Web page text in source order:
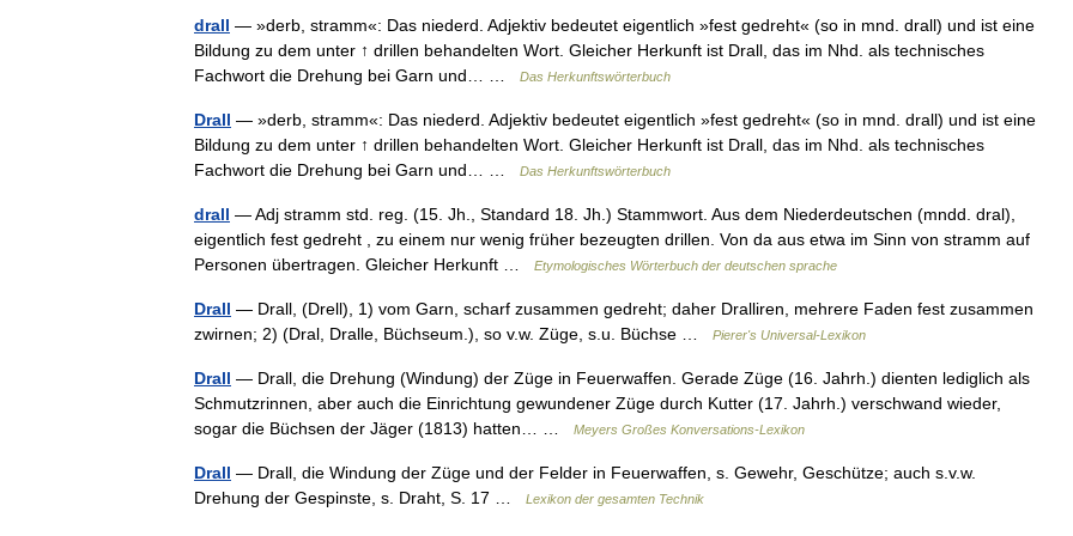
drall — »derb, stramm«: Das niederd. Adjektiv bedeutet eigentlich »fest gedreht« (so in mnd. drall) und ist eine
Bildung zu dem unter ↑ drillen behandelten Wort. Gleicher Herkunft ist Drall, das im Nhd. als technisches
Fachwort die Drehung bei Garn und… …
Das Herkunftswörterbuch
Drall — »derb, stramm«: Das niederd. Adjektiv bedeutet eigentlich »fest gedreht« (so in mnd. drall) und ist eine
Bildung zu dem unter ↑ drillen behandelten Wort. Gleicher Herkunft ist Drall, das im Nhd. als technisches
Fachwort die Drehung bei Garn und… …
Das Herkunftswörterbuch
drall — Adj stramm std. reg. (15. Jh., Standard 18. Jh.) Stammwort. Aus dem Niederdeutschen (mndd. dral),
eigentlich fest gedreht , zu einem nur wenig früher bezeugten drillen. Von da aus etwa im Sinn von stramm auf
Personen übertragen. Gleicher Herkunft …
Etymologisches Wörterbuch der deutschen sprache
Drall — Drall, (Drell), 1) vom Garn, scharf zusammen gedreht; daher Dralliren, mehrere Faden fest zusammen
zwirnen; 2) (Dral, Dralle, Büchseum.), so v.w. Züge, s.u. Büchse …
Pierer's Universal-Lexikon
Drall — Drall, die Drehung (Windung) der Züge in Feuerwaffen. Gerade Züge (16. Jahrh.) dienten lediglich als
Schmutzrinnen, aber auch die Einrichtung gewundener Züge durch Kutter (17. Jahrh.) verschwand wieder,
sogar die Büchsen der Jäger (1813) hatten… …
Meyers Großes Konversations-Lexikon
Drall — Drall, die Windung der Züge und der Felder in Feuerwaffen, s. Gewehr, Geschütze; auch s.v.w.
Drehung der Gespinste, s. Draht, S. 17 …
Lexikon der gesamten Technik